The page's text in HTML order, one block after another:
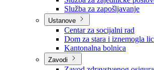
Službe
Služba za odnose s javnošću
Služba za zajedničke poslove
Služba za zapošljavanje
Ustanove
Centar za socijalni rad
Dom za stara i iznemogla lica